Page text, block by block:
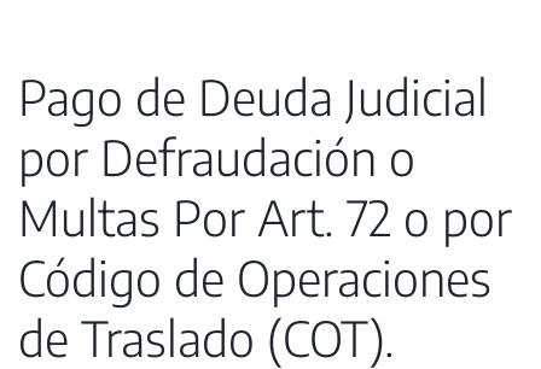
Pago de Deuda Judicial
por Defraudación o
Multas Por Art. 72 o por
Código de Operaciones
de Traslado (COT).